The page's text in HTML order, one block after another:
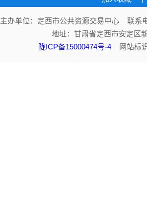
主办单位：定西市公共资源交易中心 联系
地址：甘肃省定西市安定
陇ICP备15000474号-4 网站标